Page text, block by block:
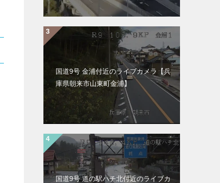
国道9号 金浦付近のライブカメラ【兵
庫県朝来市山東町金浦】
国道9号 道の駅ハチ北付近のライブカ